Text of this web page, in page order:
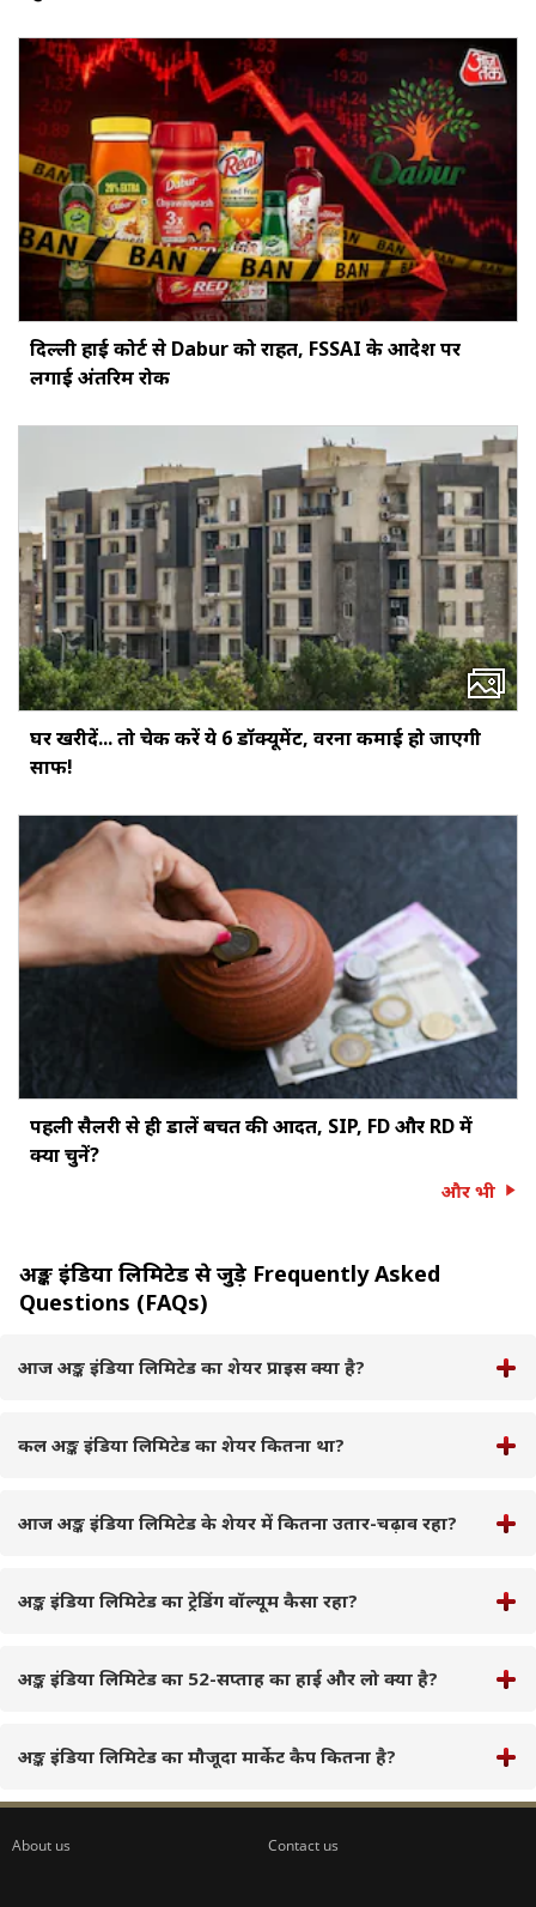
दिल्ली हाई कोर्ट से Dabur को राहत, FSSAI के आदेश पर
लगाई अंतरिम रोक
घर खरीदें... तो चेक करें ये 6 डॉक्‍यूमेंट, वरना कमाई हो जाएगी
साफ!
पहली सैलरी से ही डालें बचत की आदत, SIP, FD और RD में
क्या चुनें?
और भी
अङ्क इंडिया लिमिटेड से जुड़े Frequently Asked
Questions (FAQs)
आज अङ्क इंडिया लिमिटेड का शेयर प्राइस क्या है?
कल अङ्क इंडिया लिमिटेड का शेयर कितना था?
आज अङ्क इंडिया लिमिटेड के शेयर में कितना उतार-चढ़ाव रहा?
अङ्क इंडिया लिमिटेड का ट्रेडिंग वॉल्यूम कैसा रहा?
अङ्क इंडिया लिमिटेड का 52-सप्ताह का हाई और लो क्या है?
अङ्क इंडिया लिमिटेड का मौजूदा मार्केट कैप कितना है?
About us Contact us